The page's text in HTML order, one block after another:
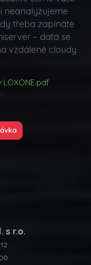
neanalyzujeme
třeba zapínáte
– data se
vzdálené cloudy.
s r.o.